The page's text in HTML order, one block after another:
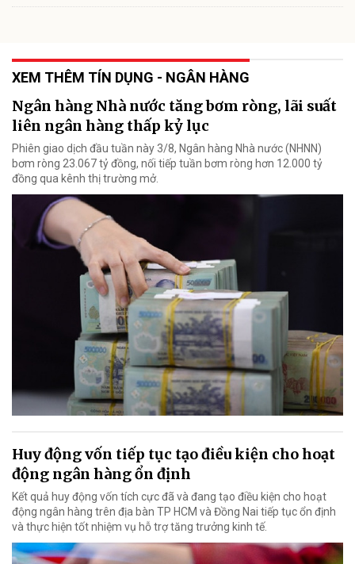
XEM THÊM TÍN DỤNG - NGÂN HÀNG
Ngân hàng Nhà nước tăng bơm ròng, lãi suất
liên ngân hàng thấp kỷ lục
Phiên giao dịch đầu tuần này 3/8, Ngân hàng Nhà nước (NHNN)
bơm ròng 23.067 tỷ đồng, nối tiếp tuần bơm ròng hơn 12.000 tỷ
đồng qua kênh thị trường mở.
Huy động vốn tiếp tục tạo điều kiện cho hoạt
động ngân hàng ổn định
Kết quả huy động vốn tích cực đã và đang tạo điều kiện cho hoạt
động ngân hàng trên địa bàn TP HCM và Đồng Nai tiếp tục ổn định
và thực hiện tốt nhiệm vụ hỗ trợ tăng trưởng kinh tế.